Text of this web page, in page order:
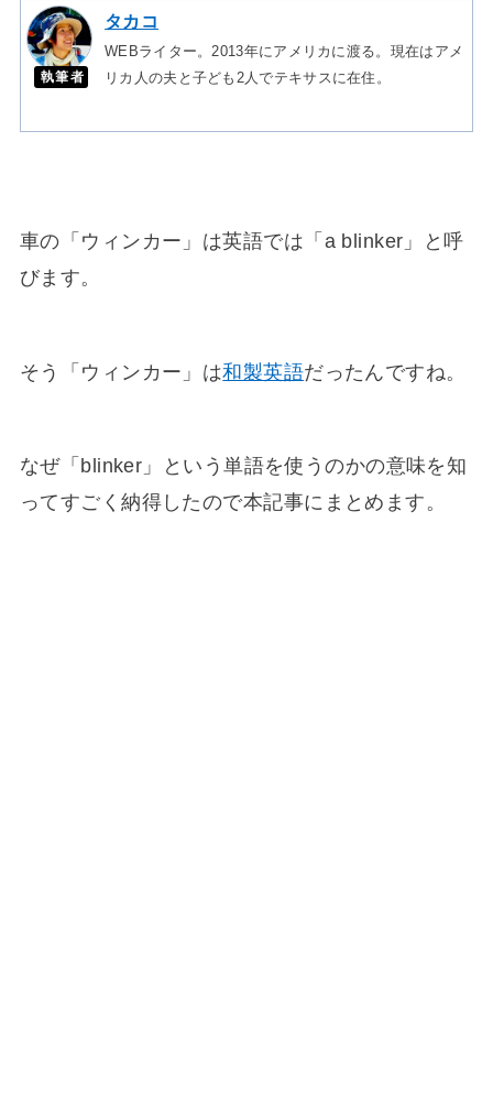
執筆者
タカコ
WEBライター。2013年にアメリカに渡る。現在はアメ
リカ人の夫と子ども2人でテキサスに在住。
車の「ウィンカー」は英語では「a blinker」と呼
びます。
そう「ウィンカー」は和製英語だったんですね。
なぜ「blinker」という単語を使うのかの意味を知
ってすごく納得したので本記事にまとめます。